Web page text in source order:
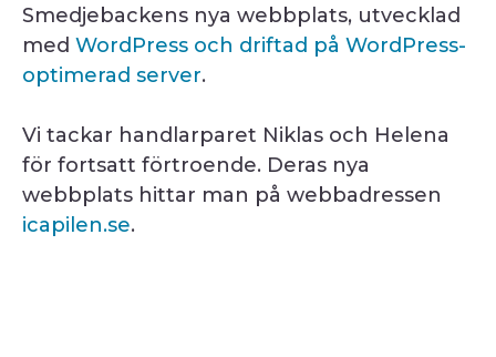
Smedjebackens nya webbplats, utvecklad
med WordPress och driftad på WordPress-
optimerad server.
Vi tackar handlarparet Niklas och Helena
för fortsatt förtroende. Deras nya
webbplats hittar man på webbadressen
icapilen.se.